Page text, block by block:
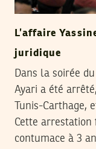
L’affaire
juridique
Dans la soirée
Ayari a été
Tunis-
Cette arrestation
contumace à 3